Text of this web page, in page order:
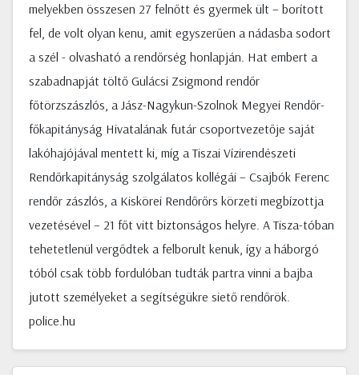
melyekben összesen 27 felnőtt és gyermek ült – borított
fel, de volt olyan kenu, amit egyszerűen a nádasba sodort
a szél - olvasható a rendőrség honlapján. Hat embert a
szabadnapját töltő Gulácsi Zsigmond rendőr
főtörzszászlós, a Jász-Nagykun-Szolnok Megyei Rendőr-
főkapitányság Hivatalának futár csoportvezetője saját
lakóhajójával mentett ki, míg a Tiszai Vízirendészeti
Rendőrkapitányság szolgálatos kollégái – Csajbók Ferenc
rendőr zászlós, a Kiskörei Rendőrőrs körzeti megbízottja
vezetésével – 21 főt vitt biztonságos helyre. A Tisza-tóban
tehetetlenül vergődtek a felborult kenuk, így a háborgó
tóból csak több fordulóban tudták partra vinni a bajba
jutott személyeket a segítségükre siető rendőrök.
police.hu